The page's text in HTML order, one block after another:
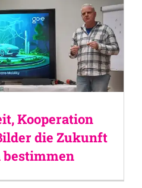
Kooperation
die Zukunft